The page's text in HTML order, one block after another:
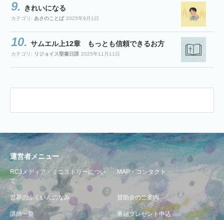
きれいになる
カテゴリ: あさのことば 2025年9月1日
サムエル上12章 もっとも信頼できるお方
カテゴリ: リジョイス聖書日課 2025年11月11日
運営者メニュー
RCJメディア・ミニストリーについ
て
MAP・コンタクト
世界のふくいんのなみ 賛助会のご案内
講師一覧 番組プレゼント申込